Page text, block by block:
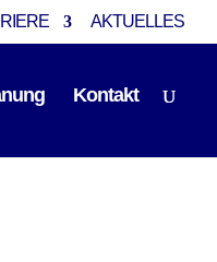
AKTUELLES
Kontakt